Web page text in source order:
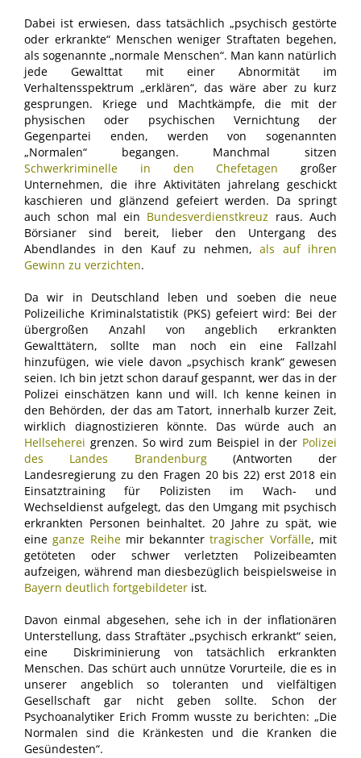
Dabei ist erwiesen, dass tatsächlich „psychisch gestörte
oder erkrankte“ Menschen weniger Straftaten begehen,
als sogenannte „normale Menschen“. Man kann natürlich
jede Gewalttat mit einer Abnormität im
Verhaltensspektrum „erklären“, das wäre aber zu kurz
gesprungen. Kriege und Machtkämpfe, die mit der
physischen oder psychischen Vernichtung der
Gegenpartei enden, werden von sogenannten
„Normalen“ begangen. Manchmal sitzen
Schwerkriminelle in den Chefetagen großer
Unternehmen, die ihre Aktivitäten jahrelang geschickt
kaschieren und glänzend gefeiert werden. Da springt
auch schon mal ein Bundesverdienstkreuz raus. Auch
Börsianer sind bereit, lieber den Untergang des
Abendlandes in den Kauf zu nehmen, als auf ihren
Gewinn zu verzichten.
Da wir in Deutschland leben und soeben die neue
Polizeiliche Kriminalstatistik (PKS) gefeiert wird: Bei der
übergroßen Anzahl von angeblich erkrankten
Gewalttätern, sollte man noch ein eine Fallzahl
hinzufügen, wie viele davon „psychisch krank“ gewesen
seien. Ich bin jetzt schon darauf gespannt, wer das in der
Polizei einschätzen kann und will. Ich kenne keinen in
den Behörden, der das am Tatort, innerhalb kurzer Zeit,
wirklich diagnostizieren könnte. Das würde auch an
Hellseherei grenzen. So wird zum Beispiel in der Polizei
des Landes Brandenburg(Antworten der
Landesregierung zu den Fragen 20 bis 22) erst 2018 ein
Einsatztraining für Polizisten im Wach- und
Wechseldienst aufgelegt, das den Umgang mit psychisch
erkrankten Personen beinhaltet. 20 Jahre zu spät, wie
eineganze Reihemir bekanntertragischer Vorfälle, mit
getöteten oder schwer verletzten Polizeibeamten
aufzeigen, während man diesbezüglich beispielsweise in
Bayern deutlich fortgebildeter ist.
Davon einmal abgesehen, sehe ich in der inflationären
Unterstellung, dass Straftäter „psychisch erkrankt“ seien,
eine Diskriminierung von tatsächlich erkrankten
Menschen. Das schürt auch unnütze Vorurteile, die es in
unserer angeblich so toleranten und vielfältigen
Gesellschaft gar nicht geben sollte. Schon der
Psychoanalytiker Erich Fromm wusste zu berichten: „Die
Normalen sind die Kränkesten und die Kranken die
Gesündesten“.